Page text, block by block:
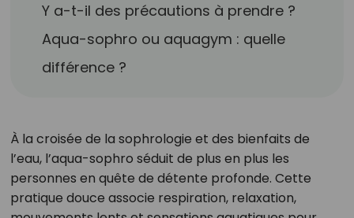
Y a-t-il des précautions à prendre ?
Aqua-sophro ou aquagym : quelle
différence ?
À la croisée de la sophrologie et des bienfaits de
l’eau, l’aqua-sophro séduit de plus en plus les
personnes en quête de détente profonde. Cette
pratique douce associe respiration, relaxation,